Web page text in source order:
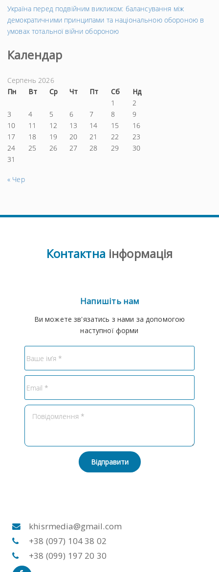
Україна перед подвійним викликом: балансування між
демократичними принципами та національною обороною в
умовах тотальної війни обороною
Календар
Серпень 2026
Пн
Вт Ср Чт Пт Сб
Нд
1
2
3
4 5 6 7 8
9
10
11 12 13 14 15
16
17
18 19 20 21 22
23
24
25 26 27 28 29
30
31
« Чер
Контактна інформація
Напишіть нам
Ви можете зв'язатись з нами за допомогою
наступної форми
Відправити
khisrmedia@gmail.com
+38 (097) 104 38 02
+38 (099) 197 20 30